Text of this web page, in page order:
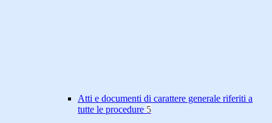
Atti e documenti di carattere generale riferiti a
tutte le procedure 5